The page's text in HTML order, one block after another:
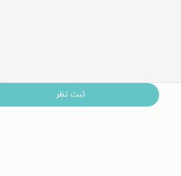
ثبت نظر